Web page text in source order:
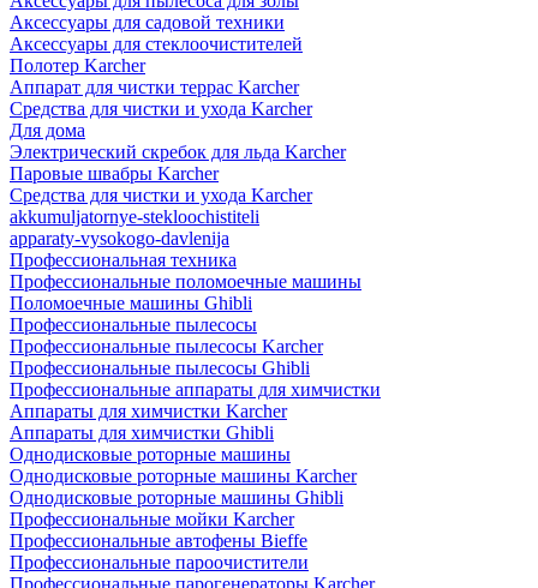
Аксессуары для садовой техники
Аксессуары для стеклоочистителей
Полотер Karcher
Аппарат для чистки террас Karcher
Средства для чистки и ухода Karcher
Для дома
Электрический скребок для льда Karcher
Паровые швабры Karcher
Средства для чистки и ухода Karcher
akkumuljatornye-stekloochistiteli
apparaty-vysokogo-davlenija
Профессиональная техника
Профессиональные поломоечные машины
Поломоечные машины Ghibli
Профессиональные пылесосы
Профессиональные пылесосы Karcher
Профессиональные пылесосы Ghibli
Профессиональные аппараты для химчистки
Аппараты для химчистки Karcher
Аппараты для химчистки Ghibli
Однодисковые роторные машины
Однодисковые роторные машины Karcher
Однодисковые роторные машины Ghibli
Профессиональные мойки Karcher
Профессиональные автофены Bieffe
Профессиональные пароочистители
Профессиональные парогенераторы Karcher